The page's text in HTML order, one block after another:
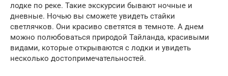
лодке по реке. Такие экскурсии бывают ночные и
дневные. Ночью вы сможете увидеть стайки
светлячков. Они красиво светятся в темноте. А днем
можно полюбоваться природой Тайланда, красивыми
видами, которые открываются с лодки и увидеть
несколько достопримечательностей.